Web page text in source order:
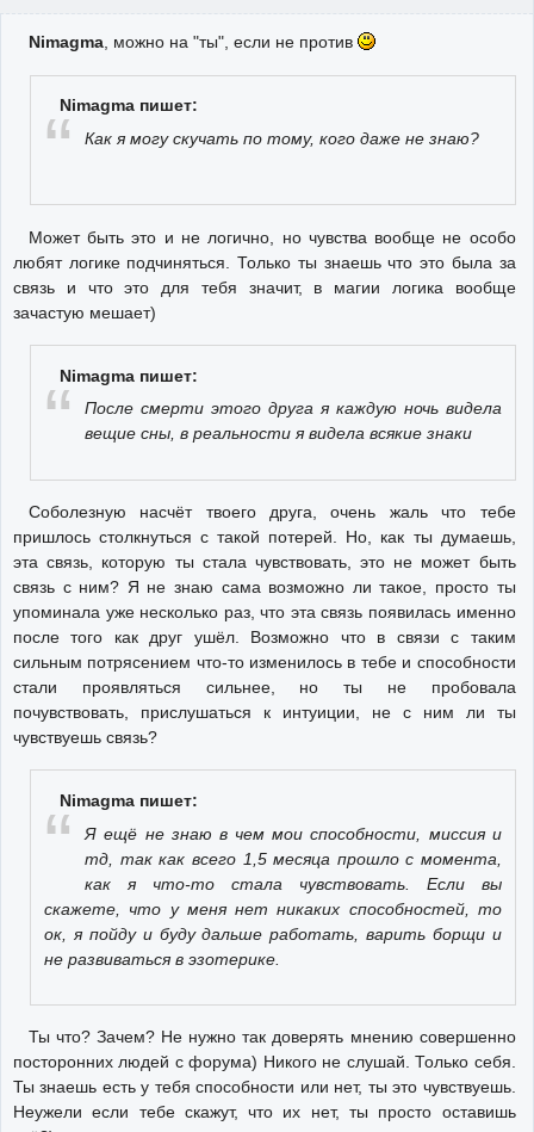
Nimagma, можно на "ты", если не против
Nimagma пишет:
Как я могу скучать по тому, кого даже не знаю?
Может быть это и не логично, но чувства вообще не особо
любят логике подчиняться. Только ты знаешь что это была за
связь и что это для тебя значит, в магии логика вообще
зачастую мешает)
Nimagma пишет:
После смерти этого друга я каждую ночь видела
вещие сны, в реальности я видела всякие знаки
Соболезную насчёт твоего друга, очень жаль что тебе
пришлось столкнуться с такой потерей. Но, как ты думаешь,
эта связь, которую ты стала чувствовать, это не может быть
связь с ним? Я не знаю сама возможно ли такое, просто ты
упоминала уже несколько раз, что эта связь появилась именно
после того как друг ушёл. Возможно что в связи с таким
сильным потрясением что-то изменилось в тебе и способности
стали проявляться сильнее, но ты не пробовала
почувствовать, прислушаться к интуиции, не с ним ли ты
чувствуешь связь?
Nimagma пишет:
Я ещё не знаю в чем мои способности, миссия и
тд, так как всего 1,5 месяца прошло с момента,
как я что-то стала чувствовать. Если вы
скажете, что у меня нет никаких способностей, то
ок, я пойду и буду дальше работать, варить борщи и
не развиваться в эзотерике.
Ты что? Зачем? Не нужно так доверять мнению совершенно
посторонних людей с форума) Никого не слушай. Только себя.
Ты знаешь есть у тебя способности или нет, ты это чувствуешь.
Неужели если тебе скажут, что их нет, ты просто оставишь